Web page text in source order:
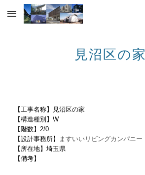
Skip to main content
見沼区の家
【工事名称】見沼区の家
【構造種別】W
【階数】2/0
【設計事務所】
ますいいリビングカンパニー
【所在地】埼玉県
【備考】